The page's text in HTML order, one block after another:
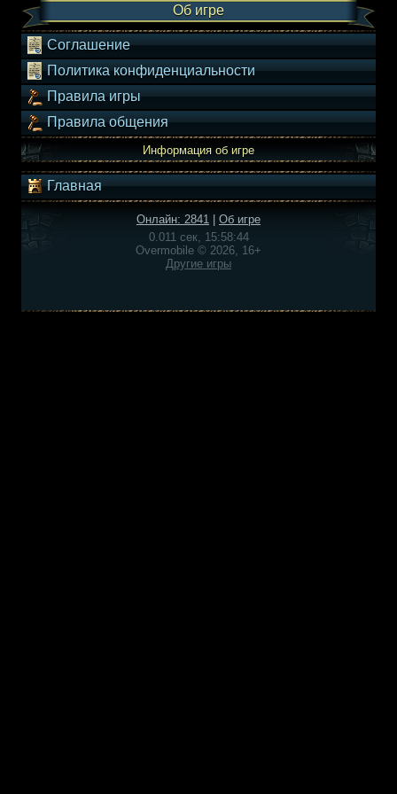
Об игре
Соглашение
Политика конфиденциальности
Правила игры
Правила общения
Информация об игре
Главная
Онлайн: 2841
Об игре
0.011 сек, 15:58:44
Overmobile © 2026, 16+
Другие игры